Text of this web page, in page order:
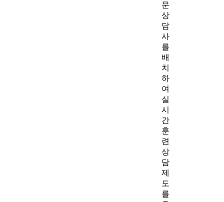
문
상
담
사
를
배
치
하
여
실
시
간
훈
련
상
담
제
도
를